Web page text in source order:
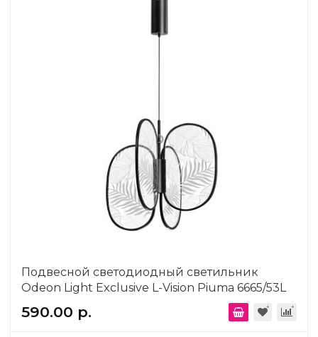
Подвесной светодиодный светильник
Odeon Light Exclusive L-Vision Piuma 6665/53L
590.00 р.